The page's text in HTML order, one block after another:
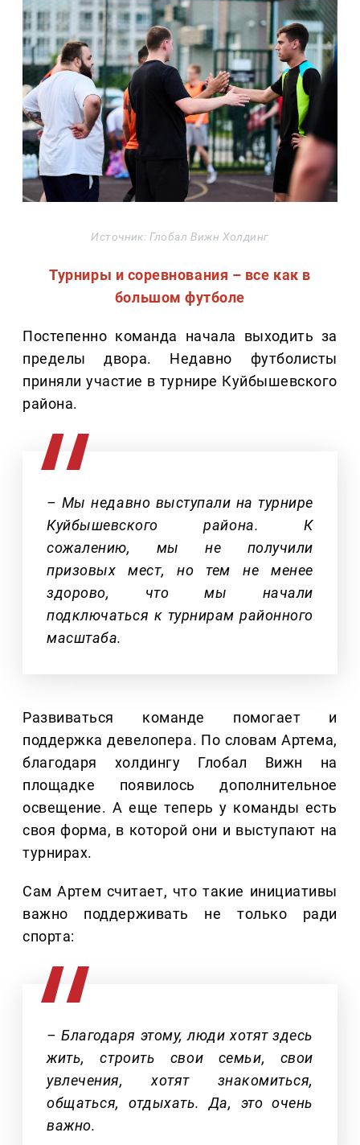
Источник: Глобал Вижн Холдинг
Турниры и соревнования – все как в
большом футболе
Постепенно команда начала выходить за
пределы двора. Недавно футболисты
приняли участие в турнире Куйбышевского
района.
– Мы недавно выступали на турнире
Куйбышевского района. К
сожалению, мы не получили
призовых мест, но тем не менее
здорово, что мы начали
подключаться к турнирам районного
масштаба.
Развиваться команде помогает и
поддержка девелопера. По словам Артема,
благодаря холдингу Глобал Вижн на
площадке появилось дополнительное
освещение. А еще теперь у команды есть
своя форма, в которой они и выступают на
турнирах.
Сам Артем считает, что такие инициативы
важно поддерживать не только ради
спорта:
– Благодаря этому, люди хотят здесь
жить, строить свои семьи, свои
увлечения, хотят знакомиться,
общаться, отдыхать. Да, это очень
важно.